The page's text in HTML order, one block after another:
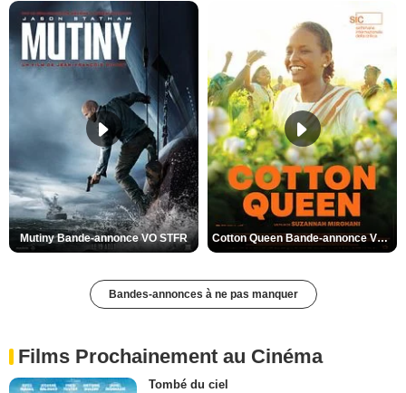
Mutiny Bande-annonce VO STFR Cotton Queen Bande-annonce VO STFR
Bandes-annonces à ne pas manquer
Films Prochainement au Cinéma
Tombé du ciel